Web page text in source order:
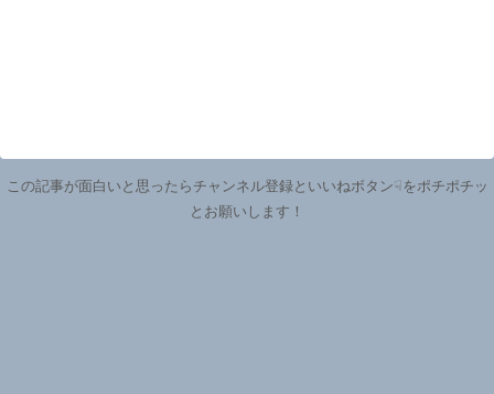
この記事が面白いと思ったらチャンネル登録といいねボタン☟をポチポチッ
とお願いします！